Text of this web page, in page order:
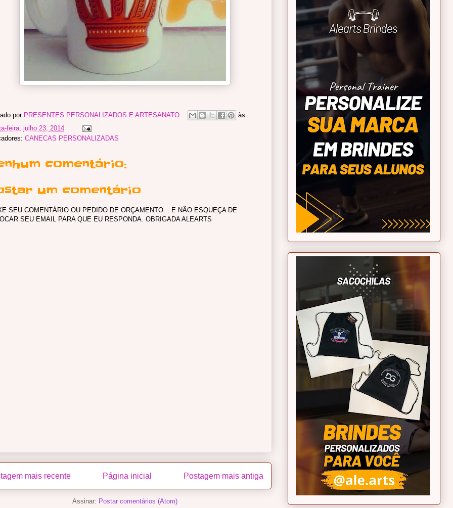
por PRESENTES PERSONALIZADOS E ARTESANATO
às
feira, julho 23, 2014
CANECAS PERSONALIZADAS
comentário:
um comentário
SEU COMENTÁRIO OU PEDIDO DE ORÇAMENTO... E NÃO ESQUEÇA DE
SEU EMAIL PARA QUE EU RESPONDA. OBRIGADA ALEARTS
mais recente Postagem mais antiga
Página inicial
Assinar: Postar comentários (Atom)